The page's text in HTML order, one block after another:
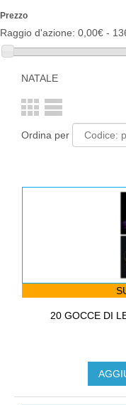
Prezzo
Raggio d'azione: 0,00€ -
NATALE
Ordina per
20 GOCCE DI